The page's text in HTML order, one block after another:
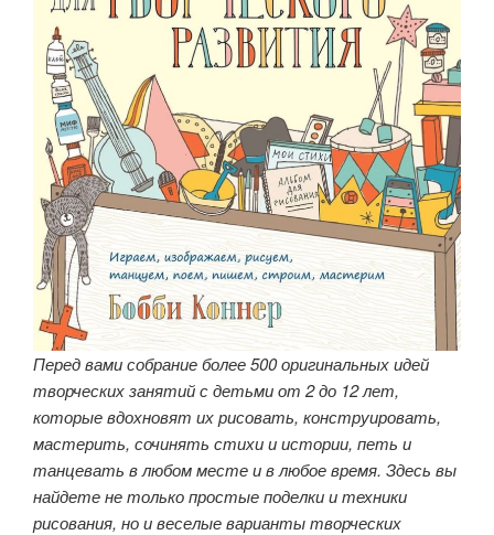
Перед вами собрание более 500 оригинальных идей
творческих занятий с детьми от 2 до 12 лет,
которые вдохновят их рисовать, конструировать,
мастерить, сочинять стихи и истории, петь и
танцевать в любом месте и в любое время. Здесь вы
найдете не только простые поделки и техники
рисования, но и веселые варианты творческих